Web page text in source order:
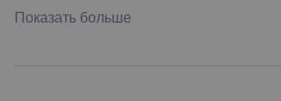
Показать больше